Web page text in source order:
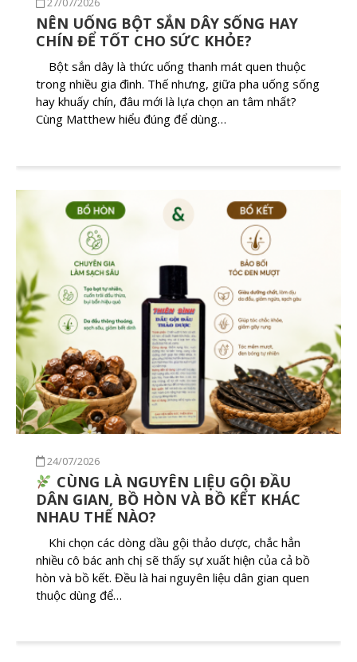
NÊN UỐNG BỘT SẮN DÂY SỐNG HAY
CHÍN ĐỂ TỐT CHO SỨC KHỎE?
Bột sắn dây là thức uống thanh mát quen thuộc
trong nhiều gia đình. Thế nhưng, giữa pha uống sống
hay khuấy chín, đâu mới là lựa chọn an tâm nhất?
Cùng Matthew hiểu đúng để dùng…
24/07/2026
CÙNG LÀ NGUYÊN LIỆU GỘI ĐẦU
DÂN GIAN, BỒ HÒN VÀ BỒ KẾT KHÁC
NHAU THẾ NÀO?
Khi chọn các dòng dầu gội thảo dược, chắc hẳn
nhiều cô bác anh chị sẽ thấy sự xuất hiện của cả bồ
hòn và bồ kết. Đều là hai nguyên liệu dân gian quen
thuộc dùng để…